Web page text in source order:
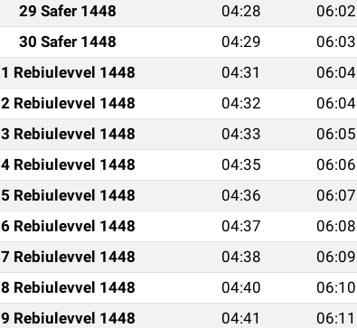
29 Safer 1448 04:28 06:02
30 Safer 1448 04:29 06:03
1 Rebiulevvel 1448 04:31 06:04
2 Rebiulevvel 1448 04:32 06:04
3 Rebiulevvel 1448 04:33 06:05
4 Rebiulevvel 1448 04:35 06:06
5 Rebiulevvel 1448 04:36 06:07
6 Rebiulevvel 1448 04:37 06:08
7 Rebiulevvel 1448 04:38 06:09
8 Rebiulevvel 1448 04:40 06:10
9 Rebiulevvel 1448 04:41 06:11